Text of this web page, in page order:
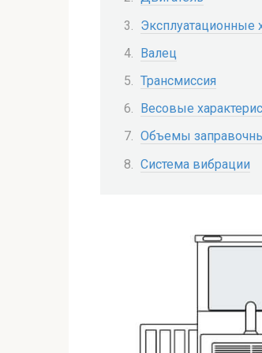
Эксплуатационные
Валец
Трансмиссия
Весовые
Объемы
Система вибрации